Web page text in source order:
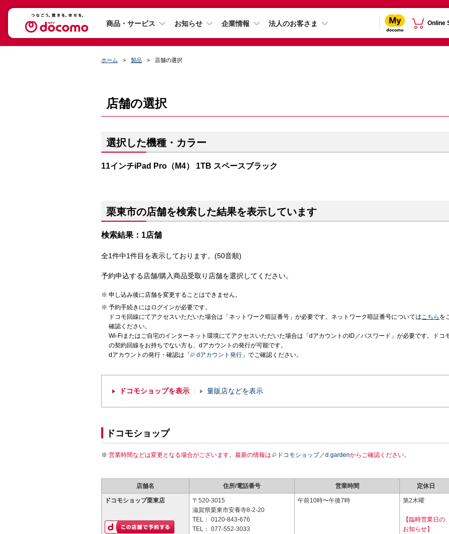
商品・サービス お知らせ 企業情報 法人のお客さま Online
ホーム 製品 店舗の選択
店舗の選択
選択した機種・カラー
11インチiPad Pro（M4） 1TB スペースブラック
栗東市の店舗を検索した結果を表示しています
検索結果：1店舗
全1件中1件目を表示しております。(50音順)
予約申込する店舗/購入商品受取り店舗を選択してください。
申し込み後に店舗を変更することはできません。
予約手続きにはログインが必要です。
ドコモ回線にてアクセスいただいた場合は「ネットワーク暗証番号」が必要です。ネットワーク暗証番号についてはこちら を
確認ください。
Wi-Fiまたはご自宅のインターネット環境にてアクセスいただいた場合は「dアカウントのID／パスワード」が必要です。ドコ
の契約回線をお持ちでない方も、dアカウントの発行が可能です。
dアカウントの発行・確認は「
dアカウント発行 」でご確認ください。
ドコモショップを表示 量販店などを表示
ドコモショップ
営業時間などは変更となる場合がございます。最新の情報は ドコモショップ／d gardenからご確認ください。
店舗名 住所/電話番号 営業時間 定休日
ドコモショップ栗東店
〒520-3015
滋賀県栗東市安養寺8-2-20
TEL： 0120-843-676
TEL： 077-552-3033
午前10時〜午後7時 第2木曜
【臨時営業日の
お知らせ】